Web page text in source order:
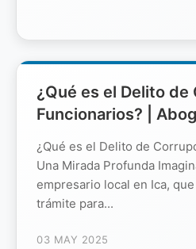
¿Qué es el Delito
Funcionarios? |
¿Qué es el Delito de
Una Mirada Profunda
empresario local en Ica,
trámite para...
03 MAY 2025